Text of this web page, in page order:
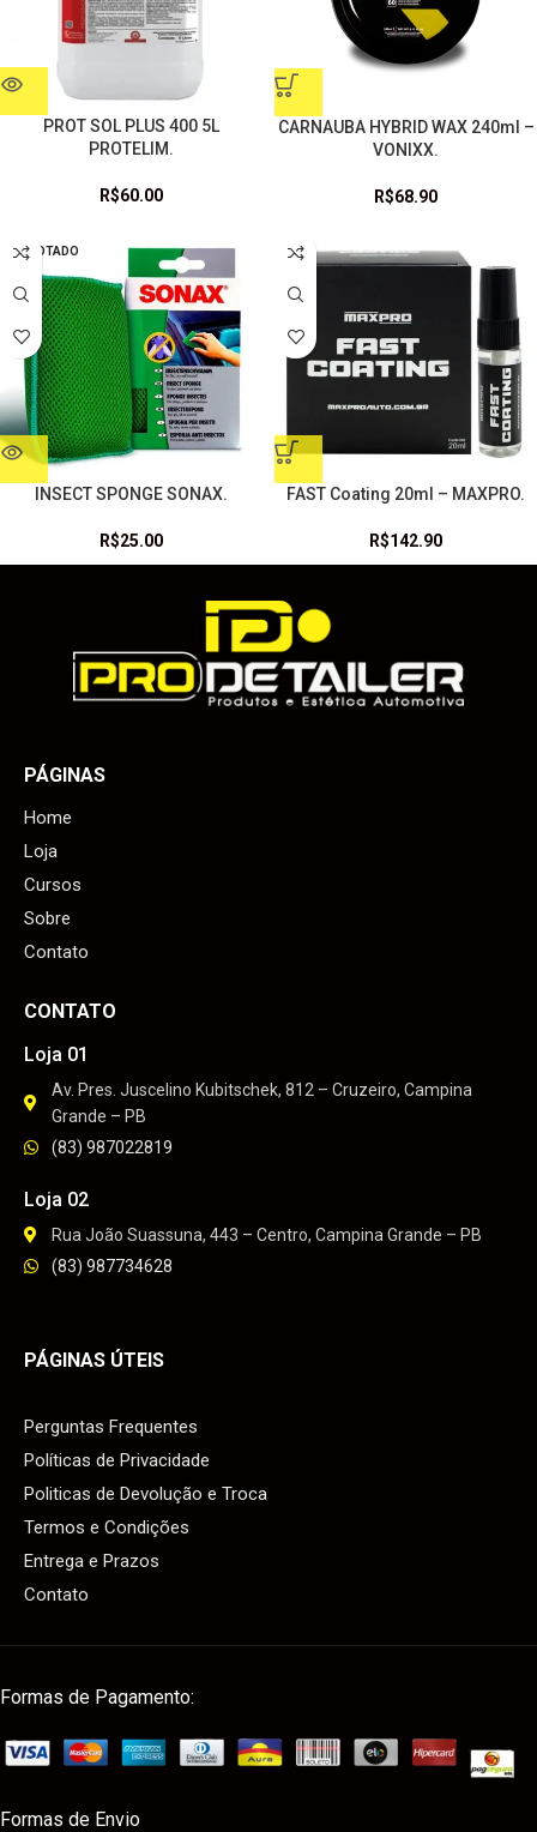
PROT SOL PLUS 400 5L
PROTELIM.
R$60.00
CARNAUBA HYBRID WAX 240ml –
VONIXX.
R$68.90
ESGOTADO
INSECT SPONGE SONAX.
R$25.00
FAST Coating 20ml – MAXPRO.
R$142.90
PÁGINAS
Home
Loja
Cursos
Sobre
Contato
CONTATO
Loja 01
Av. Pres. Juscelino Kubitschek, 812 – Cruzeiro, Campina
Grande – PB
(83) 987022819
Loja 02
Rua João Suassuna, 443 – Centro, Campina Grande – PB
(83) 987734628
PÁGINAS ÚTEIS
Perguntas Frequentes
Políticas de Privacidade
Politicas de Devolução e Troca
Termos e Condições
Entrega e Prazos
Contato
Formas de Pagamento:
Formas de Envio